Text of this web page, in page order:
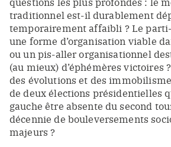
traditionnel est-il durablement
temporairement affaibli ? Le
une forme d’organisation viable
ou un pis-aller organisationnel
(au mieux) d’éphémères victoires
des évolutions et des
de deux élections présidentielles
gauche être absente du second
décennie de bouleversements
majeurs ?